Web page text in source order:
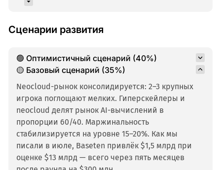
Сценарии развития
🟢 Оптимистичный сценарий (40%)
🟡 Базовый сценарий (35%)
Neocloud-рынок консолидируется: 2–3 крупных
игрока поглощают мелких. Гиперскейлеры и
neocloud делят рынок AI-вычислений в
пропорции 60/40. Маржинальность
стабилизируется на уровне 15–20%. Как мы
писали в июле, Baseten привлёк $1,5 млрд при
оценке $13 млрд — всего через пять месяцев